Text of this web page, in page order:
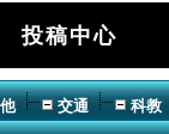
投稿中心
交通 科教